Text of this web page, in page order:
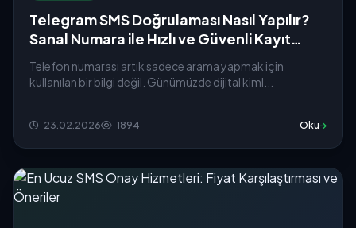
Telegram SMS Doğrulaması Nasıl Yapılır?
Sanal Numara ile Hızlı ve Güvenli Kayıt
(2026)
Telefon numarası artık sadece arama yapmak için
kullanılan bir bilgi değil. Günümüzde dijital kiml...
23.02.2026 1894 Oku